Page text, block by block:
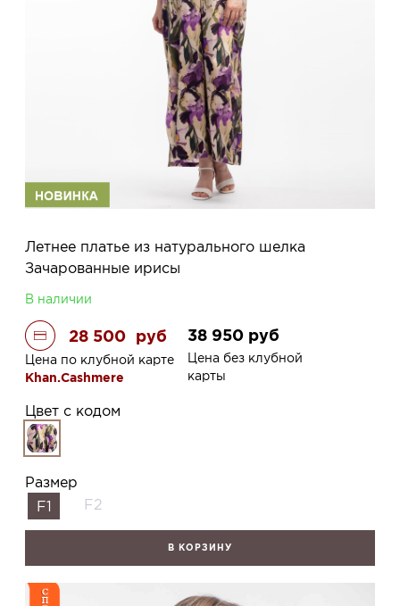
Летнее платье из натурального шелка
Зачарованные ирисы
В наличии
28 500 руб
Цена по клубной карте
Khan.Cashmere
38 950 руб
Цена без клубной
карты
Цвет с кодом
Размер
F1
F2
В КОРЗИНУ